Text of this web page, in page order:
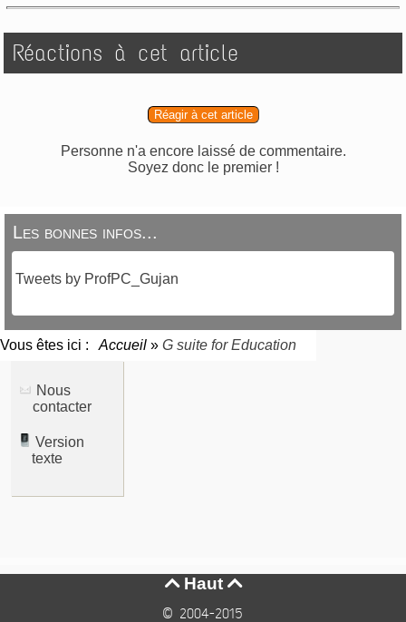
Réactions à cet article
Réagir à cet article
Personne n'a encore laissé de commentaire.
Soyez donc le premier !
Les bonnes infos...
Tweets by ProfPC_Gujan
Vous êtes ici : Accueil » G suite for Education
Nous
contacter
Version
texte
Haut 
© 2004-2015